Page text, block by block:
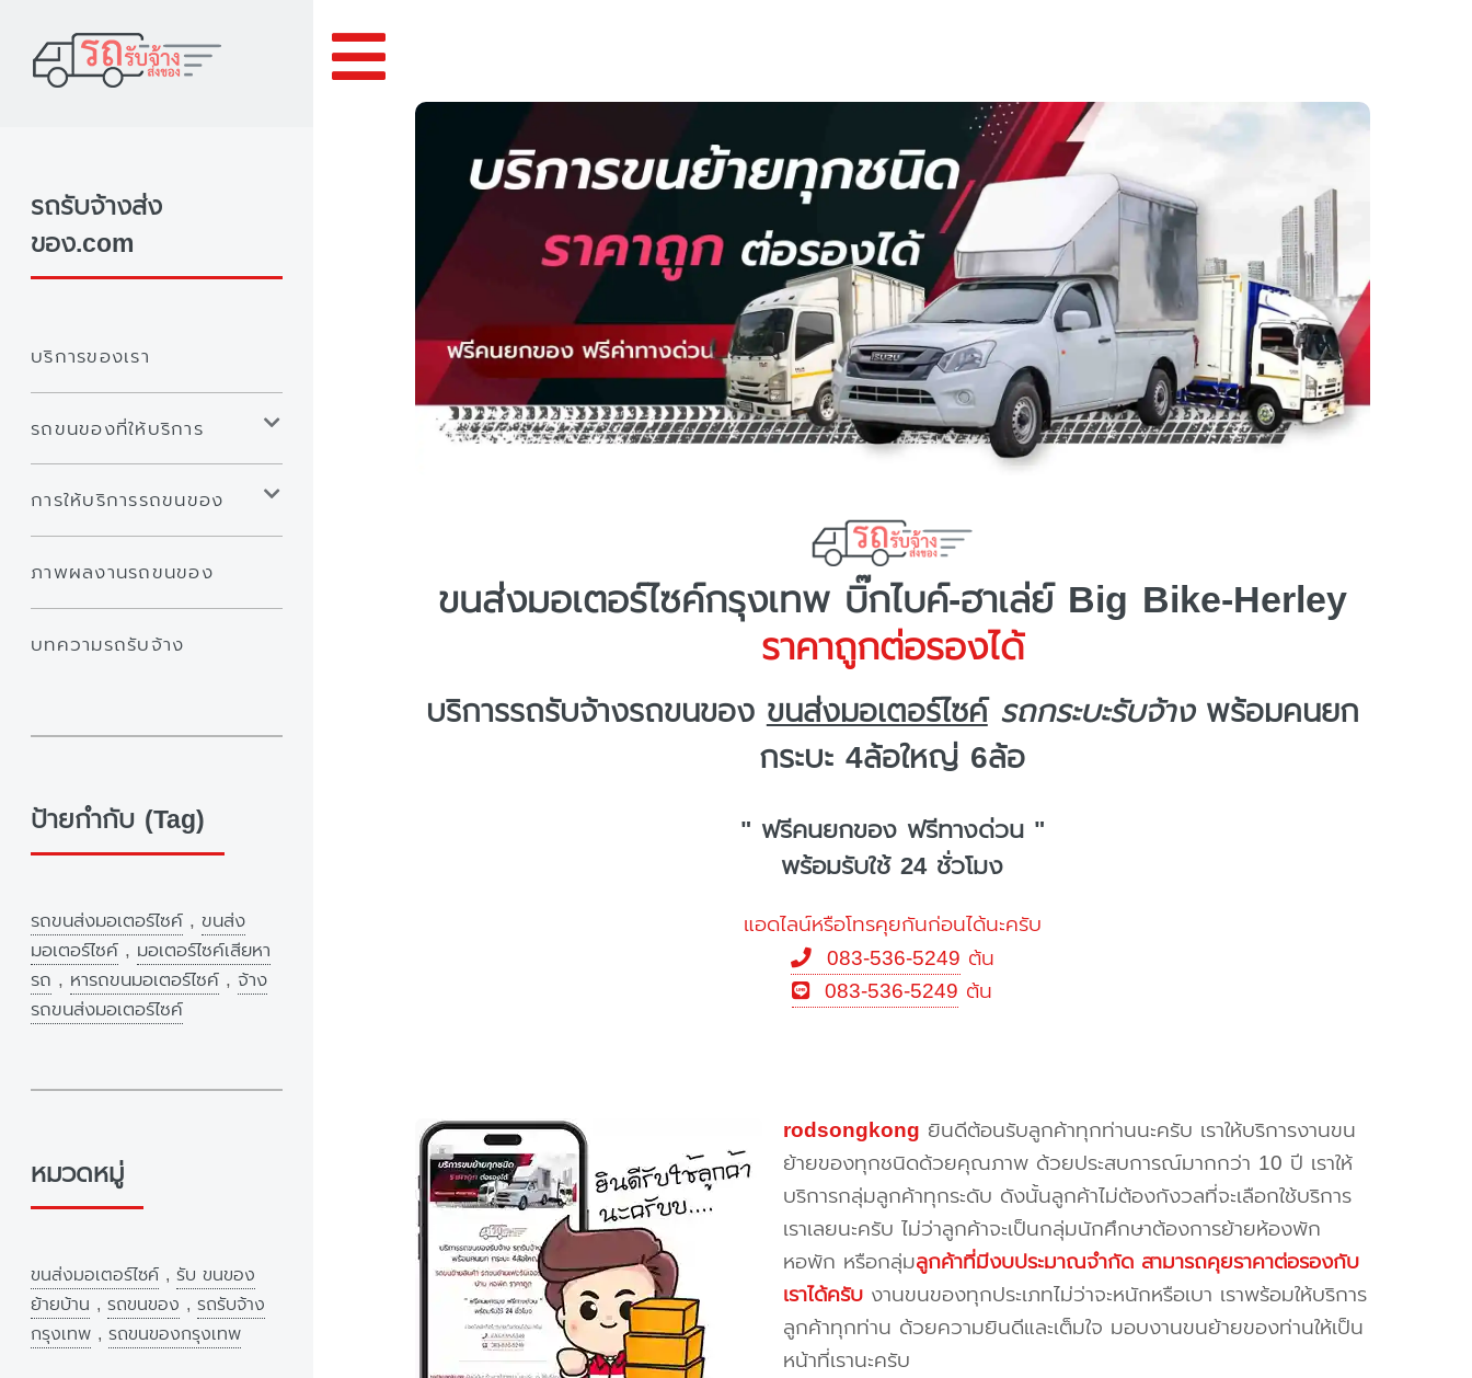
ขนส่งมอเตอร์ไซค์กรุงเทพ บิ๊กไบค์-ฮาเล่ย์ Big Bike-Herley
ราคาถูกต่อรองได้
บริการรถรับจ้างรถขนของขนส่งมอเตอร์ไซค์ รถกระบะรับจ้างพร้อมคนยก
กระบะ 4ล้อใหญ่ 6ล้อ
" ฟรีคนยกของ ฟรีทางด่วน "
พร้อมรับใช้ 24 ชั่วโมง
แอดไลน์หรือโทรคุยกันก่อนได้นะครับ
083-536-5249 ต้น
083-536-5249 ต้น
rodsongkong ยินดีต้อนรับลูกค้าทุกท่านนะครับ เราให้บริการงานขน
ย้ายของทุกชนิดด้วยคุณภาพ ด้วยประสบการณ์มากกว่า 10 ปี เราให้
บริการกลุ่มลูกค้าทุกระดับ ดังนั้นลูกค้าไม่ต้องกังวลที่จะเลือกใช้บริการ
เราเลยนะครับ ไม่ว่าลูกค้าจะเป็นกลุ่มนักศึกษาต้องการย้ายห้องพัก
หอพัก หรือกลุ่มลูกค้าที่มีงบประมาณจำกัด สามารถคุยราคาต่อรองกับ
เราได้ครับงานขนของทุกประเภทไม่ว่าจะหนักหรือเบา เราพร้อมให้บริการ
ลูกค้าทุกท่าน ด้วยความยินดีและเต็มใจ มอบงานขนย้ายของท่านให้เป็น
หน้าที่เรานะครับ
รถรับจ้างส่ง
ของ.com
บริการของเรา
รถขนของที่ให้บริการ
การให้บริการรถขนของ
ภาพผลงานรถขนของ
บทความรถรับจ้าง
ป้ายกำกับ (Tag)
รถขนส่งมอเตอร์ไซค์ , ขนส่ง
มอเตอร์ไซค์ , มอเตอร์ไซค์เสียหา
รถ , หารถขนมอเตอร์ไซค์ , จ้าง
รถขนส่งมอเตอร์ไซค์
หมวดหมู่
ขนส่งมอเตอร์ไซค์ , รับ ขนของ
ย้ายบ้าน , รถขนของ , รถรับจ้าง
กรุงเทพ , รถขนของกรุงเทพ